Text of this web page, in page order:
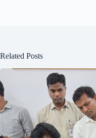
Related Posts